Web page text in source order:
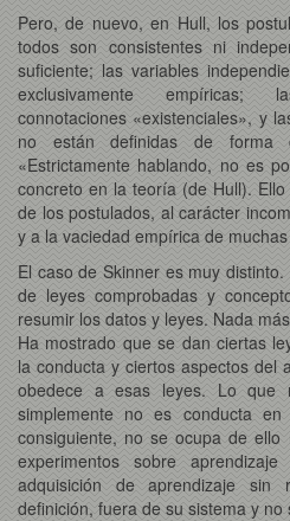
Pero, de nuevo, en Hull, los
todos son consistentes ni
suficiente; las variables
exclusivamente empíricas;
connotaciones «existenciales», y
no están definidas de forma
«Estrictamente hablando, no es
concreto en la teoría (de Hull).
de los postulados, al carácter
y a la vaciedad empírica de
El caso de Skinner es muy
de leyes comprobadas y
resumir los datos y leyes. Nada
Ha mostrado que se dan ciertas
la conducta y ciertos aspectos del
obedece a esas leyes. Lo que
simplemente no es conducta
consiguiente, no se ocupa de
experimentos sobre
adquisición de aprendizaje
definición, fuera de su sistema y no